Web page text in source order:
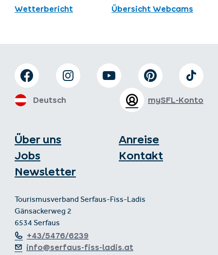
Wetterbericht Übersicht Webcams
Über uns
Jobs
Newsletter
Anreise
Kontakt
Tourismusverband Serfaus-Fiss-Ladis
Gänsackerweg 2
6534 Serfaus
+43/5476/6239
info@serfaus-fiss-ladis.at
mySFL-Konto
Deutsch